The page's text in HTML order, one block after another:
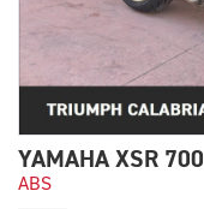
YAMAHA XSR 700
ABS